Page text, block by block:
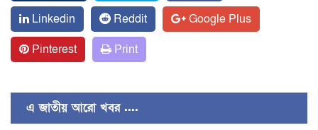
Linkedin
Reddit
Google Plus
Pinterest
Print
এ জাতীয় আরো খবর ....